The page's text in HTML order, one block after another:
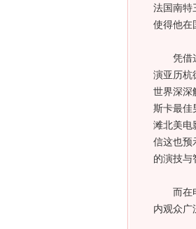
法国南特
使得他在
凭借这
演亚历杭
世界深深
斯卡最佳
滩北美电
信这也预
的演技与
而在电
内观众广